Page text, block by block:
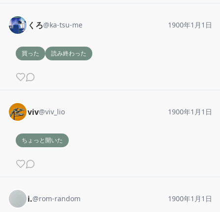
くろ@ka-tsu-me 1900年1月1日
買った 読み終わった
viv@viv_lio 1900年1月1日
ちょっと開いた
i.@rom-random 1900年1月1日